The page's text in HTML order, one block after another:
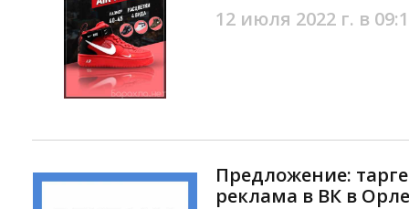
12 июля 2022 г. в
Предложение:
реклама в ВК в Орле